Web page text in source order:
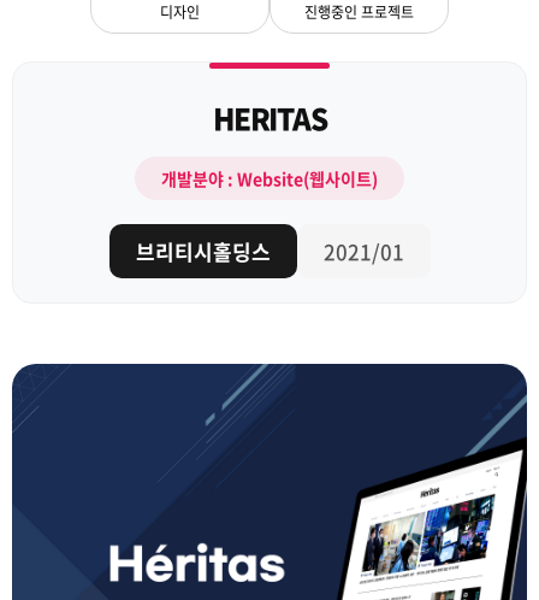
디자인 진행중인 프로젝트
HERITAS
개발분야 : Website(웹사이트)
브리티시홀딩스 2021/01